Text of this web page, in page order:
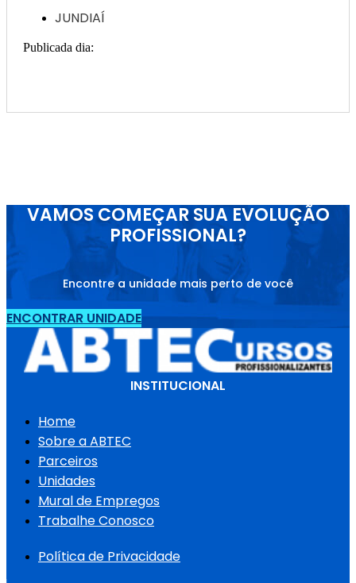
JUNDIAÍ
Publicada dia:
VAMOS COMEÇAR SUA EVOLUÇÃO
PROFISSIONAL?
Encontre a unidade mais perto de você
ENCONTRAR UNIDADE
INSTITUCIONAL
Home
Sobre a ABTEC
Parceiros
Unidades
Mural de Empregos
Trabalhe Conosco
Política de Privacidade